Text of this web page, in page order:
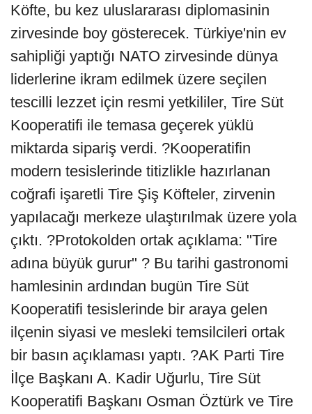
Köfte, bu kez uluslararası diplomasinin
zirvesinde boy gösterecek. Türkiye'nin ev
sahipliği yaptığı NATO zirvesinde dünya
liderlerine ikram edilmek üzere seçilen
tescilli lezzet için resmi yetkililer, Tire Süt
Kooperatifi ile temasa geçerek yüklü
miktarda sipariş verdi. ?Kooperatifin
modern tesislerinde titizlikle hazırlanan
coğrafi işaretli Tire Şiş Köfteler, zirvenin
yapılacağı merkeze ulaştırılmak üzere yola
çıktı. ?Protokolden ortak açıklama: "Tire
adına büyük gurur" ? Bu tarihi gastronomi
hamlesinin ardından bugün Tire Süt
Kooperatifi tesislerinde bir araya gelen
ilçenin siyasi ve mesleki temsilcileri ortak
bir basın açıklaması yaptı. ?AK Parti Tire
İlçe Başkanı A. Kadir Uğurlu, Tire Süt
Kooperatifi Başkanı Osman Öztürk ve Tire